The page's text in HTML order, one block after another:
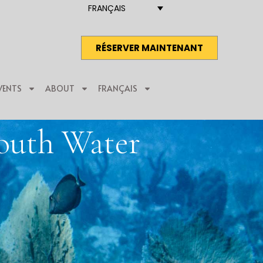
FRANÇAIS
RÉSERVER MAINTENANT
ABOUT FRANÇAIS
Water